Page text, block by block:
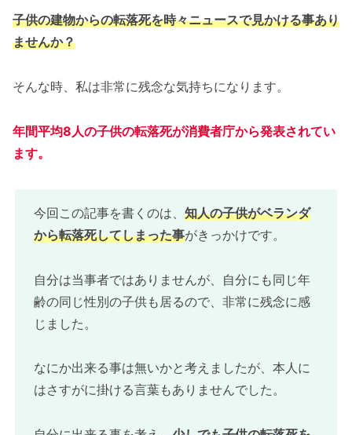
子供の建物からの転落死を時々ニュースで見かける事あり
ませんか？
そんな時、私は非常に残念な気持ちになります。
年間平均8人の子供の転落死が消費者庁から発表されてい
ます。
今回この記事を書くのは、 知人の子供がベランダ
から転落死してしまった事がきっかけです。
自分は当事者ではありませんが、自分にも同じ年
齢の同じ性別の子供も居るので、非常に残念に感
じました。
なにか出来る事は無いかと考えましたが、本人に
はさすがに掛ける言葉もありませんでした。